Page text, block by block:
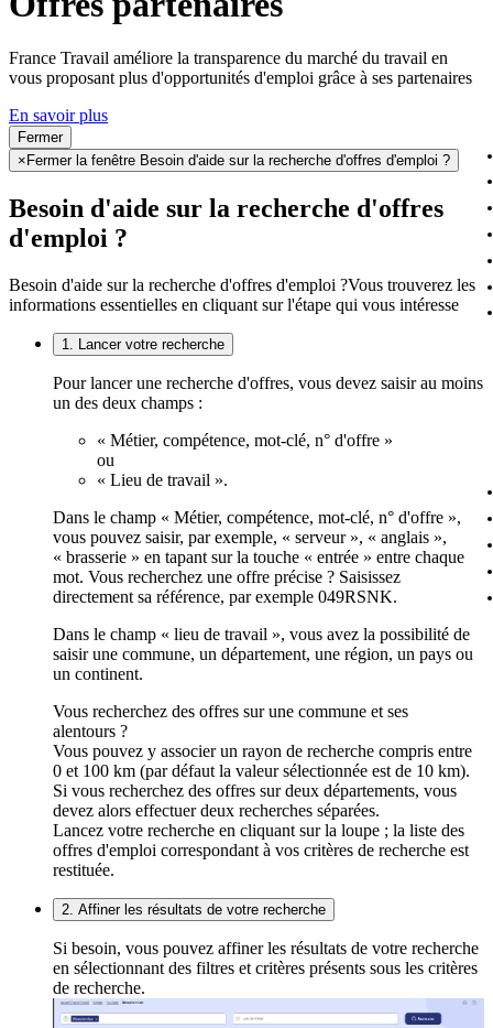
France Travail améliore la transparence du marché du travail en
vous proposant plus d'opportunités d'emploi grâce à ses partenaires
En savoir plus
Fermer
× Fermer la fenêtre Besoin d'aide sur la recherche d'offres d'emploi ?
Besoin d'aide sur la recherche d'offres
d'emploi ?
Besoin d'aide sur la recherche d'offres d'emploi ?Vous trouverez les
informations essentielles en cliquant sur l'étape qui vous intéresse
1. Lancer votre recherche
Pour lancer une recherche d'offres, vous devez saisir au moins
un des deux champs :
« Métier, compétence, mot-clé, n° d'offre »
ou
« Lieu de travail ».
Dans le champ « Métier, compétence, mot-clé, n° d'offre »,
vous pouvez saisir, par exemple, « serveur », « anglais »,
« brasserie » en tapant sur la touche « entrée » entre chaque
mot. Vous recherchez une offre précise ? Saisissez
directement sa référence, par exemple 049RSNK.
Dans le champ « lieu de travail », vous avez la possibilité de
saisir une commune, un département, une région, un pays ou
un continent.
Vous recherchez des offres sur une commune et ses
alentours ?
Vous pouvez y associer un rayon de recherche compris entre
0 et 100 km (par défaut la valeur sélectionnée est de 10 km).
Si vous recherchez des offres sur deux départements, vous
devez alors effectuer deux recherches séparées.
Lancez votre recherche en cliquant sur la loupe ; la liste des
offres d'emploi correspondant à vos critères de recherche est
restituée.
2. Affiner les résultats de votre recherche
Si besoin, vous pouvez affiner les résultats de votre recherche
en sélectionnant des filtres et critères présents sous les critères
de recherche.